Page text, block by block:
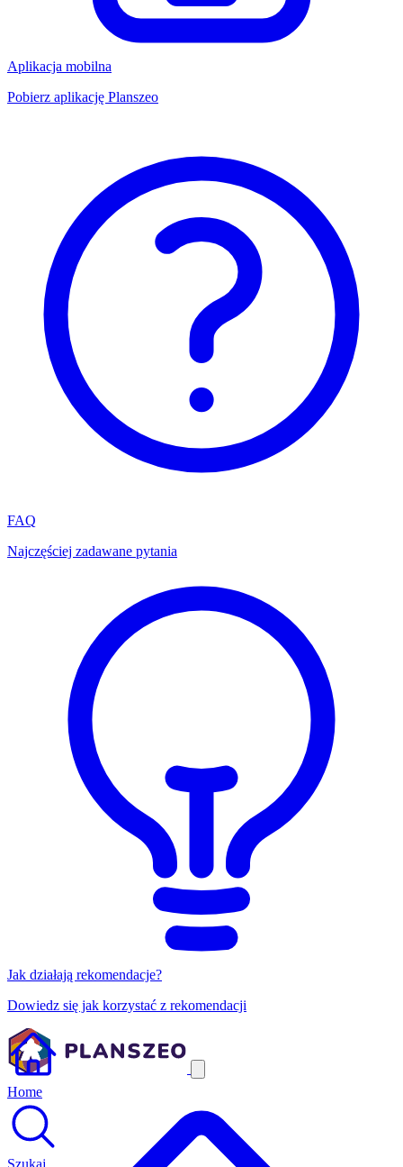
Aplikacja mobilna
Pobierz aplikację Planszeo
FAQ
Najczęściej zadawane pytania
Jak działają rekomendacje?
Dowiedz się jak korzystać z rekomendacji
Home
Szukaj